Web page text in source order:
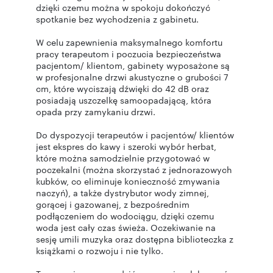
dzięki czemu można w spokoju dokończyć
spotkanie bez wychodzenia z gabinetu.
W celu zapewnienia maksymalnego komfortu
pracy terapeutom i poczucia bezpieczeństwa
pacjentom/ klientom, gabinety wyposażone są
w profesjonalne drzwi akustyczne o grubości 7
cm, które wyciszają dźwięki do 42 dB oraz
posiadają uszczelkę samoopadającą, która
opada przy zamykaniu drzwi.
Do dyspozycji terapeutów i pacjentów/ klientów
jest ekspres do kawy i szeroki wybór herbat,
które można samodzielnie przygotować w
poczekalni (można skorzystać z jednorazowych
kubków, co eliminuje konieczność zmywania
naczyń), a także dystrybutor wody zimnej,
gorącej i gazowanej, z bezpośrednim
podłączeniem do wodociągu, dzięki czemu
woda jest cały czas świeża. Oczekiwanie na
sesję umili muzyka oraz dostępna biblioteczka z
książkami o rozwoju i nie tylko.